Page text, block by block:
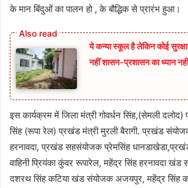
के मान बिंदुओं का पालन हो , के बौद्धिक से प्रारंभ हुआ।
ये कन्या स्कूल है लेकिन कोई सुरक्षा
नहीं शासन-प्रशासन का ध्यान नहीं
इस कार्यक्रम में जिला मंत्री गोवर्धन सिंह,(सेमली
सिंह (रूपा रेल) प्रखंड मंत्री मुरली बैरागी. प्रखंड
हरनावदा, प्रखंड सहसंयोजक प्रेमसिंह
वाहिनी प्रियंका कुंवर रूपारेल, महेंद्र सिंह हरनावदा खंड
दशरथ सिंह कटिया खंड संयोजक अजयपुर, महेंद्र सिंह